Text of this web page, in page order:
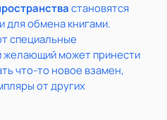
становятся
для обмена книгами.
специальные
желающий может принести
что-то новое взамен,
от других